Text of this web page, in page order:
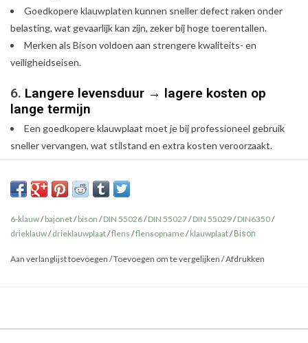
Goedkopere klauwplaten kunnen sneller defect raken onder
belasting, wat gevaarlijk kan zijn, zeker bij hoge toerentallen.
Merken als Bison voldoen aan strengere kwaliteits- en
veiligheidseisen.
6. Langere levensduur → lagere kosten op
lange termijn
Een goedkopere klauwplaat moet je bij professioneel gebruik
sneller vervangen, wat stilstand en extra kosten veroorzaakt.
meegaan.
goedkopere variant?
voldoende
6-klauw/bajonet/bison /DIN 55026/DIN 55027/DIN 55029/DIN6350/
drieklauw/drieklauwplaat/flens /flensopname/klauwplaat/ Bison
Aan verlanglijst toevoegen /Toevoegen om te vergelijken /Afdrukken